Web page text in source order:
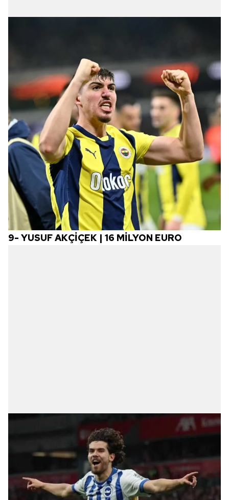
9- YUSUF AKÇİÇEK | 16 MİLYON EURO